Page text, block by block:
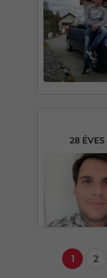
28 ÉVES
1 2